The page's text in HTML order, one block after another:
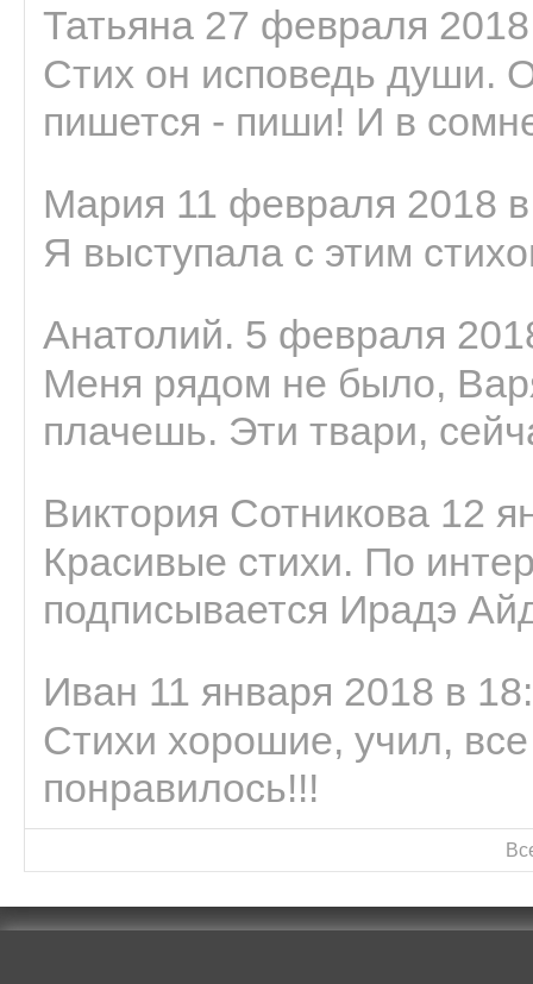
Татьяна 27 февраля
Стих он исповедь души.
пишется - пиши! И в
Мария 11 февраля 2018
Я выступала с этим
Анатолий. 5 февраля
Меня рядом не было,
плачешь. Эти твари,
Виктория Сотникова 12
Красивые стихи. По
подписывается Ирадэ
Иван 11 января 2018 в
Стихи хорошие, учил,
понравилось!!!